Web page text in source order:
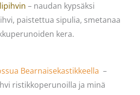
– naudan kypsäksi
paistettua sipulia, smetanaa
kera.
Bearnaisekastikkeella –
ristikkoperunoilla ja minä